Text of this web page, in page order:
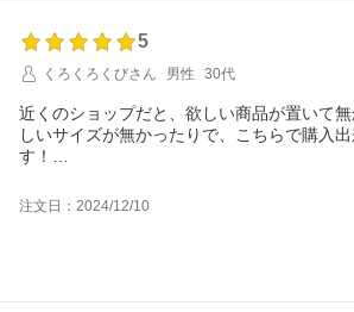
5
くろくろくびさん
男性 30代
近くのショップだと、欲しい商品が置いて
しいサイズが無かったりで、こちらで購入
す！
又、機会があれば宜しくお願い致します。
注文日：2024/12/10